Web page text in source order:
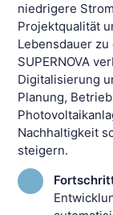
niedrigere
Projektqualität
Lebensdauer
SUPERNOVA
Digitalisierung
Planung,
Nachhaltigkeit
steigern.